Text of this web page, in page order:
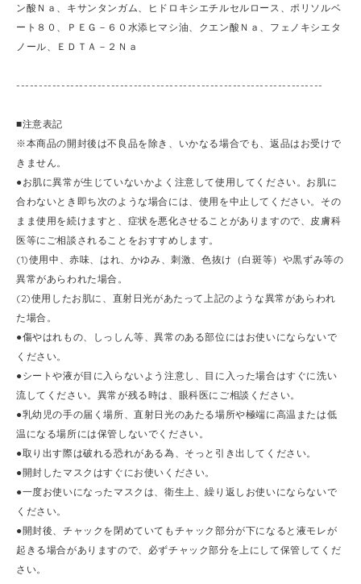
ン酸Ｎａ、キサンタンガム、ヒドロキシエチルセルロース、ポリソルベ
ート８０、ＰＥＧ－６０水添ヒマシ油、クエン酸Ｎａ、フェノキシエタ
ノール、ＥＤＴＡ－２Ｎａ
--------------------------------------------------------------------
■注意表記
※本商品の開封後は不良品を除き、いかなる場合でも、返品はお受けで
きません。
●お肌に異常が生じていないかよく注意して使用してください。お肌に
合わないとき即ち次のような場合には、使用を中止してください。その
まま使用を続けますと、症状を悪化させることがありますので、皮膚科
医等にご相談されることをおすすめします。
(1)使用中、赤味、はれ、かゆみ、刺激、色抜け（白斑等）や黒ずみ等の
異常があらわれた場合。
(2)使用したお肌に、直射日光があたって上記のような異常があらわれ
た場合。
●傷やはれもの、しっしん等、異常のある部位にはお使いにならないで
ください。
●シートや液が目に入らないよう注意し、目に入った場合はすぐに洗い
流してください。異常が残る時は、眼科医にご相談ください。
●乳幼児の手の届く場所、直射日光のあたる場所や極端に高温または低
温になる場所には保管しないでください。
●取り出す際は破れる恐れがある為、そっと引き出してください。
●開封したマスクはすぐにお使いください。
●一度お使いになったマスクは、衛生上、繰り返しお使いにならないで
ください。
●開封後、チャックを閉めていてもチャック部分が下になると液モレが
起きる場合がありますので、必ずチャック部分を上にして保管してくだ
さい。